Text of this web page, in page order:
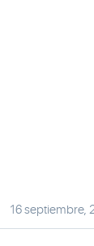
16 septiembre,